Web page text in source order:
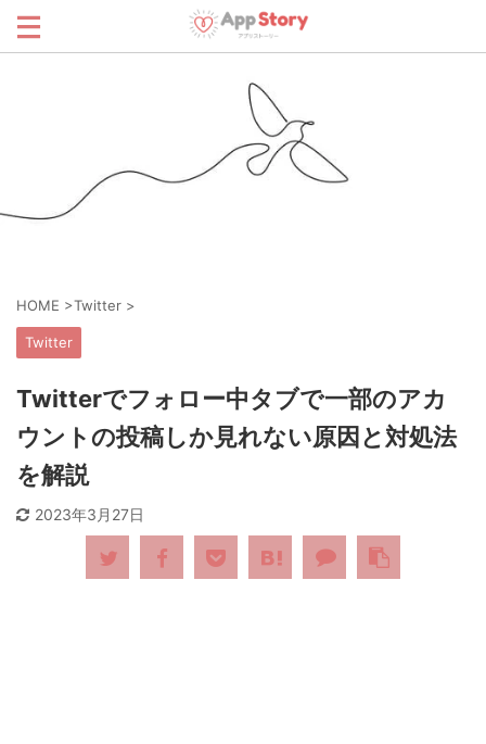
HOME >Twitter >
Twitter
Twitterでフォロー中タブで一部のアカ
ウントの投稿しか見れない原因と対処法
を解説
2023年3月27日